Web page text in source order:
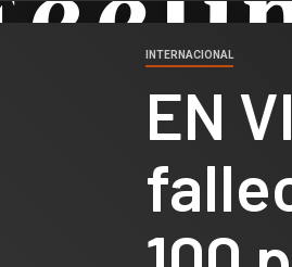
INTERNACIONAL
EN